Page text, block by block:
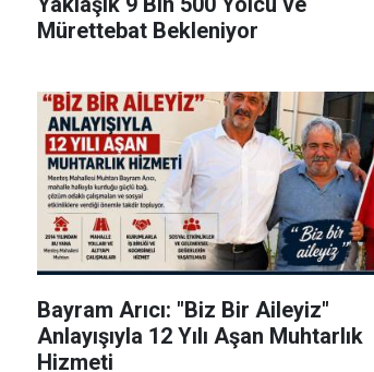
Mürettebat Bekleniyor
Bayram Arıcı: "Biz Bir Aileyiz"
Anlayışıyla 12 Yılı Aşan Muhtarlık
Hizmeti